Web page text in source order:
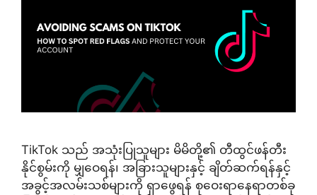
TikTok သည် အသုံးပြုသူများ မိမိတို့၏ တီထွင်ဖန်တီး
နိုင်စွမ်းကို မျှဝေရန်၊ အခြားသူများနှင့် ချိတ်ဆက်ရန်နှင့်
အခွင့်အလမ်းသစ်များကို ရှာဖွေရန် စုဝေးရာနေရာတစ်ခု